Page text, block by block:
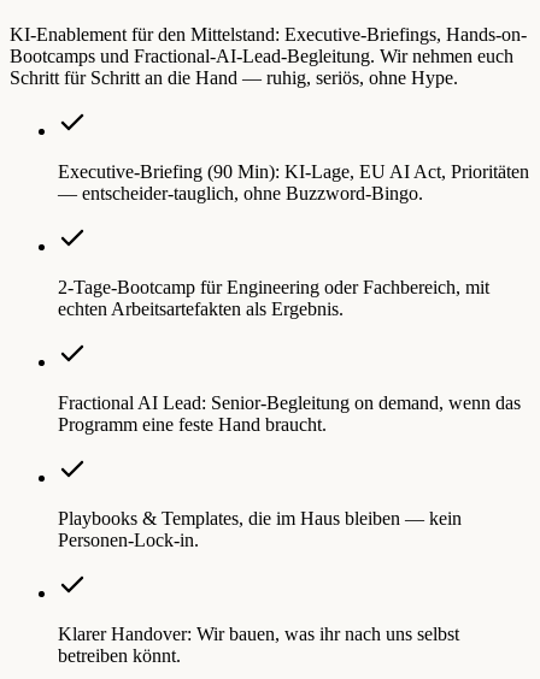
KI-Enablement für den Mittelstand: Executive-Briefings, Hands-on-
Bootcamps und Fractional-AI-Lead-Begleitung. Wir nehmen euch
Schritt für Schritt an die Hand — ruhig, seriös, ohne Hype.
Executive-Briefing (90 Min): KI-Lage, EU AI Act, Prioritäten
— entscheider-tauglich, ohne Buzzword-Bingo.
2-Tage-Bootcamp für Engineering oder Fachbereich, mit
echten Arbeitsartefakten als Ergebnis.
Fractional AI Lead: Senior-Begleitung on demand, wenn das
Programm eine feste Hand braucht.
Playbooks & Templates, die im Haus bleiben — kein
Personen-Lock-in.
Klarer Handover: Wir bauen, was ihr nach uns selbst
betreiben könnt.